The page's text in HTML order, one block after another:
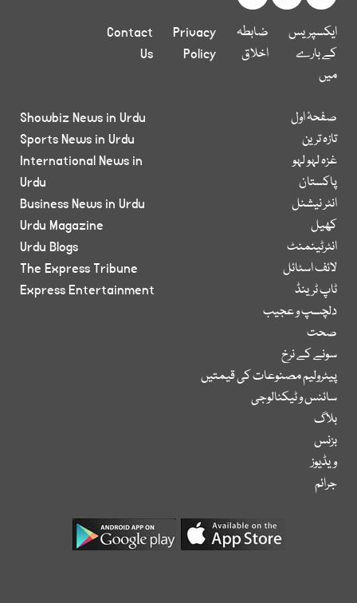
ایکسپریس
کے بارے
میں
ضابطہ
اخلاق
Privacy
Policy
Contact
Us
صفحۂ اول
تازہ ترین
غزہ لہو لہو
پاکستان
انٹر نیشنل
کھیل
انٹرٹینمنٹ
لائف اسٹائل
ٹاپ ٹرینڈ
دلچسپ و عجیب
صحت
سونے کے نرخ
پیٹرولیم مصنوعات کی قیمتیں
سائنس و ٹیکنالوجی
بلاگ
بزنس
ویڈیوز
جرائم
Showbiz News in Urdu
Sports News in Urdu
International News in
Urdu
Business News in Urdu
Urdu Magazine
Urdu Blogs
The Express Tribune
Express Entertainment